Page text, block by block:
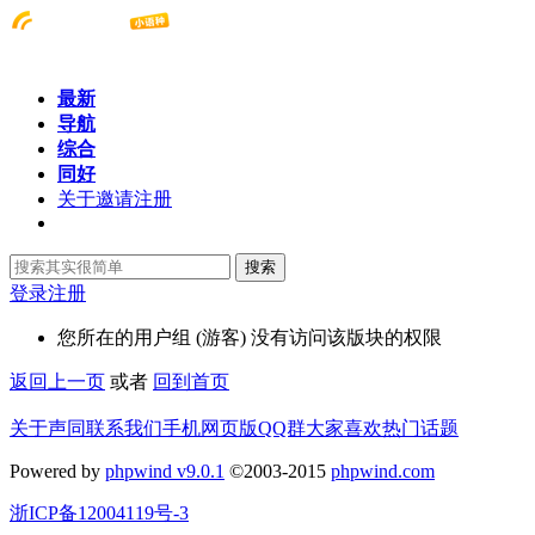
最新
导航
综合
同好
关于邀请注册
搜索
登录注册
您所在的用户组 (游客) 没有访问该版块的权限
返回上一页 或者 回到首页
关于声同联系我们手机网页版QQ群大家喜欢热门话题
Powered by phpwind v9.0.1 ©2003-2015 phpwind.com
浙ICP备12004119号-3